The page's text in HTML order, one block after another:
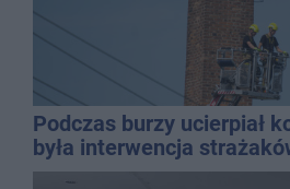
Podczas burzy ucierpiał
była interwencja